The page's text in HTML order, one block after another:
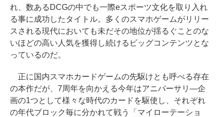
れ、数あるDCGの中でも一際eスポーツ文化を取り入れ
る事に成功したタイトル。多くのスマホゲームがリリー
スされる現代においても未だその地位が揺るぐことのな
いほどの高い人気を獲得し続けるビッグコンテンツとな
っているのだ。
正に国内スマホカードゲームの先駆けとも呼べる存在
の本作だが、7周年を向かえる今年はアニバーサリ―企
画の1つとして様々な時代のカードを駆使し、それぞれ
の年代ブロック毎に分かれて戦う「マイローテーショ